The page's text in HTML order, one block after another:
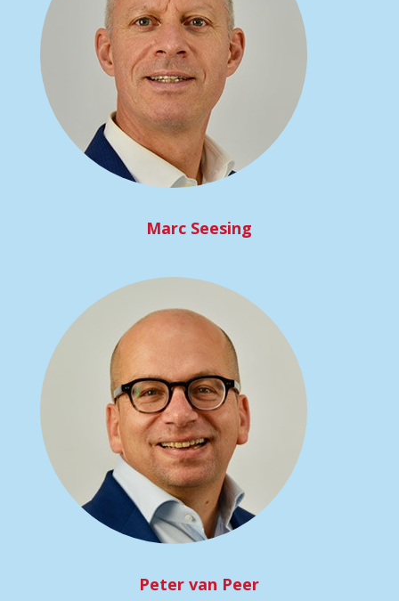
Marc Seesing
Peter van Peer